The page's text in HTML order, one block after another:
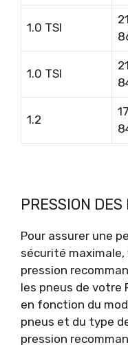
1.0 TSI
1.0 TSI
1.2
PRESSION
Pour assurer une
sécurité
pression
les pneus de votre
en fonction du
pneus et du type
pression